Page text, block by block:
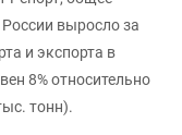
выросло за
и экспорта в
8% относительно
тонн).